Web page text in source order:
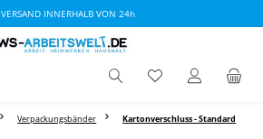
VERSAND INNERHALB VON 24h
Verpackungsbänder Kartonverschluss - Standard